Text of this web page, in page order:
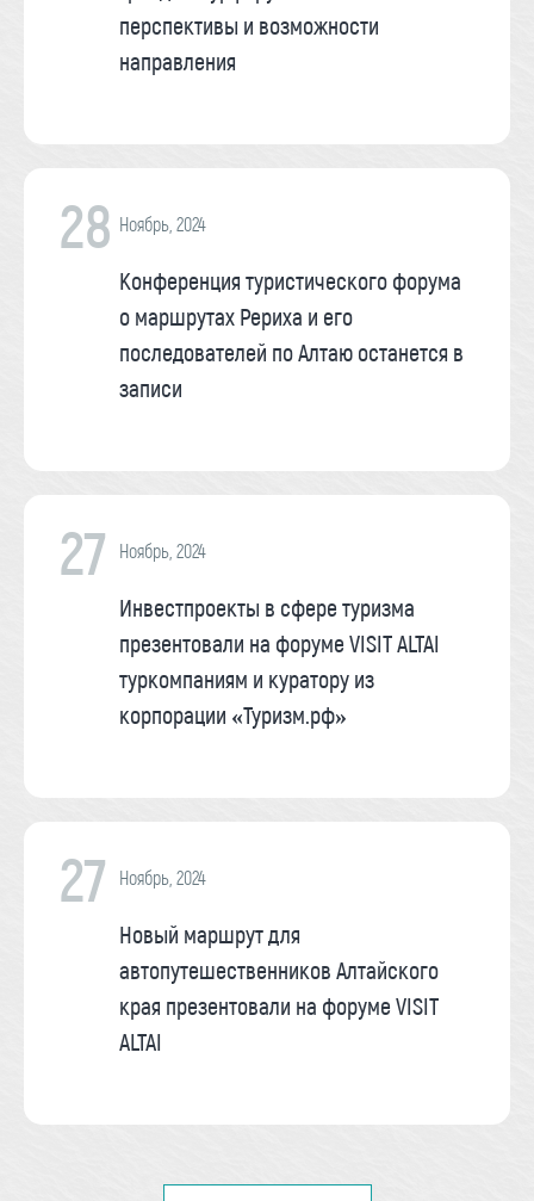
перспективы и возможности
направления
28 Ноябрь, 2024
Конференция туристического форума
о маршрутах Рериха и его
последователей по Алтаю останется в
записи
27 Ноябрь, 2024
Инвестпроекты в сфере туризма
презентовали на форуме VISIT ALTAI
туркомпаниям и куратору из
корпорации «Туризм.рф»
27 Ноябрь, 2024
Новый маршрут для
автопутешественников Алтайского
края презентовали на форуме VISIT
ALTAI